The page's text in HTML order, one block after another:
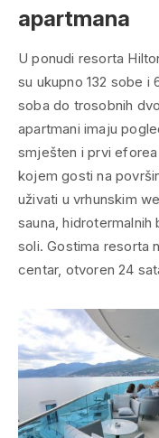
apartmana
U ponudi resorta
su ukupno 132 sobe i
soba do trosobnih
apartmani imaju
smješten i prvi
kojem gosti na
uživati u vrhunskim
sauna,
soli. Gostima resorta
centar, otvoren 24